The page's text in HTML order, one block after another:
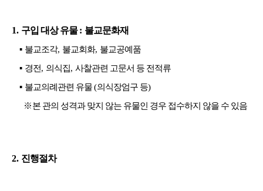
1. 구입 대상 유물: 불교문화재
▪ 불교조각, 불교회화, 불교공예품
▪ 경전, 의식집,사찰관련 고문서 등 전적류
▪ 불교의례관련 유물(의식장엄구 등)
※본 관의 성격과 맞지 않는 유물인 경우 접수하지 않을 수 있음
2. 진행절차